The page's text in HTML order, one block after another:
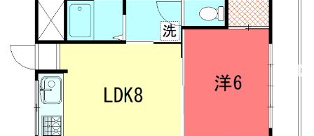
書類DL & 入居者さまへ
家族で住むならマンション？賃家？
一人暮らしの物件特集
ペット相談OKの賃貸！